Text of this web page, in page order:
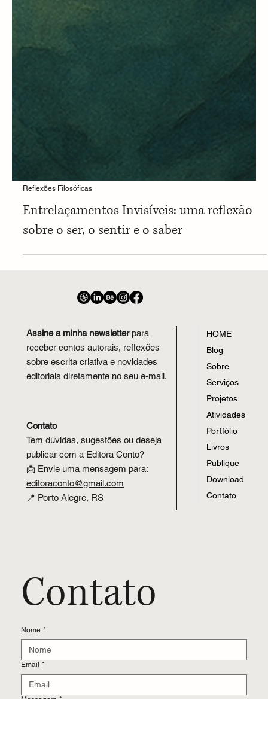
Reflexões Filosóficas
Entrelaçamentos Invisíveis: uma reflexão
sobre o ser, o sentir e o saber
Contato
Tem dúvidas, sugestões ou deseja
publicar com a Editora Conto?
📩 Envie uma mensagem para:
Assine a minha newsletterpara
receber contos autorais, reflexões
HOME
Blog
Sobre
Serviços
Projetos
Atividades
Portfólio
Livros
Publique
Contato
Nome *
Email *